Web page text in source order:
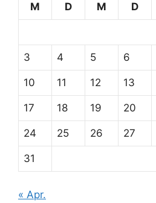
M
D M D
3 4 5 6
10 11 12 13
17 18 19 20
24 25 26 27
31
« Apr.